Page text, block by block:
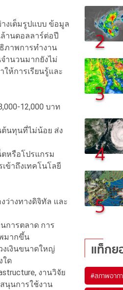
งเต็มรูปแบบ ข้อมูล
ล้านดอลลาร์ต่อปี
ภาพการทำงาน
ำนวนมากยังไม่
ห้การเรียนรู้และ
12,000 บาท
ต้นทุนที่ไม่น้อย ส่ง
ตหรือโปรแกรม
ข้าถึงเทคโนโลยี
ว่างทางดิจิทัล และ
การตลาด การ
มากขึ้น
งเงินขนาดใหญ่
ใด
งานวิจัย
นุนการใช้งาน
2
3
4
5
แท็ก
#สภาพอาก